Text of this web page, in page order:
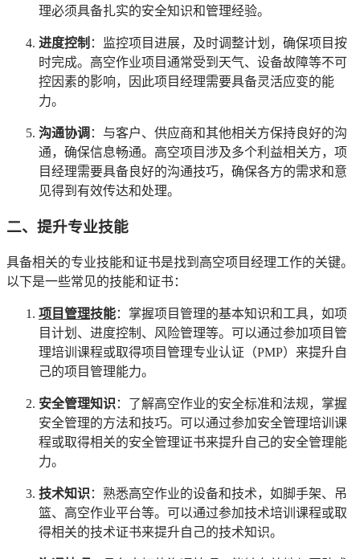
理必须具备扎实的安全知识和管理经验。
进度控制 ：监控项目进展，及时调整计划，确保项目按
时完成。高空作业项目通常受到天气、设备故障等不可
控因素的影响，因此项目经理需要具备灵活应变的能
力。
沟通协调 ：与客户、供应商和其他相关方保持良好的沟
通，确保信息畅通。高空项目涉及多个利益相关方，项
目经理需要具备良好的沟通技巧，确保各方的需求和意
见得到有效传达和处理。
二、提升专业技能
具备相关的专业技能和证书是找到高空项目经理工作的关键。
以下是一些常见的技能和证书：
项目管理技能：掌握项目管理的基本知识和工具，如项
目计划、进度控制、风险管理等。可以通过参加项目管
理培训课程或取得项目管理专业认证（PMP）来提升自
己的项目管理能力。
安全管理知识 ：了解高空作业的安全标准和法规，掌握
安全管理的方法和技巧。可以通过参加安全管理培训课
程或取得相关的安全管理证书来提升自己的安全管理能
力。
技术知识 ：熟悉高空作业的设备和技术，如脚手架、吊
篮、高空作业平台等。可以通过参加技术培训课程或取
得相关的技术证书来提升自己的技术知识。